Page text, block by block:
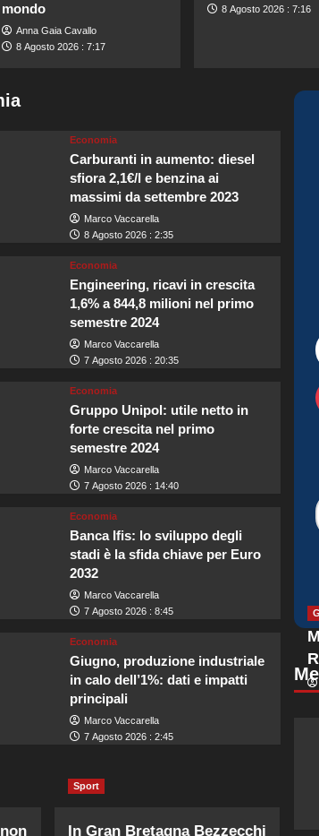
mondo
Anna Gaia Cavallo
8 Agosto 2026 : 7:17
8 Agosto 2026 : 7:16
Economia
Carburanti in aumento: diesel
sfiora 2,1€/l e benzina ai
massimi da settembre 2023
Marco Vaccarella
8 Agosto 2026 : 2:35
Economia
Engineering, ricavi in crescita
1,6% a 844,8 milioni nel primo
semestre 2024
Marco Vaccarella
7 Agosto 2026 : 20:35
Economia
Gruppo Unipol: utile netto in
forte crescita nel primo
semestre 2024
Marco Vaccarella
7 Agosto 2026 : 14:40
Economia
Banca Ifis: lo sviluppo degli
stadi è la sfida chiave per Euro
2032
Marco Vaccarella
7 Agosto 2026 : 8:45
Economia
Giugno, produzione industriale
in calo dell’1%: dati e impatti
principali
Marco Vaccarella
7 Agosto 2026 : 2:45
Sport
In Gran Bretagna Bezzecchi